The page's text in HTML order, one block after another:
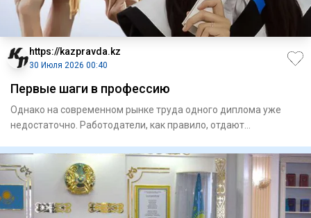
https://kazpravda.kz
30 Июля 2026 00:40
Первые шаги в профессию
Однако на современном рынке труда одного диплома уже
недостаточно. Работодатели, как правило, отдают